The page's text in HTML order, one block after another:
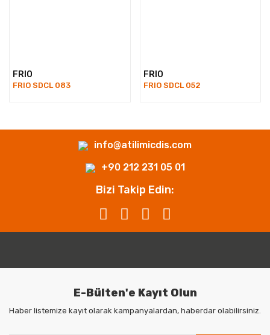
FRIO
FRIO SDCL 083
FRIO
FRIO SDCL 052
info@atilimicdis.com
+90 212 231 05 01
Bizi Takip Edin:
E-Bülten'e Kayıt Olun
Haber listemize kayıt olarak kampanyalardan, haberdar olabilirsiniz.